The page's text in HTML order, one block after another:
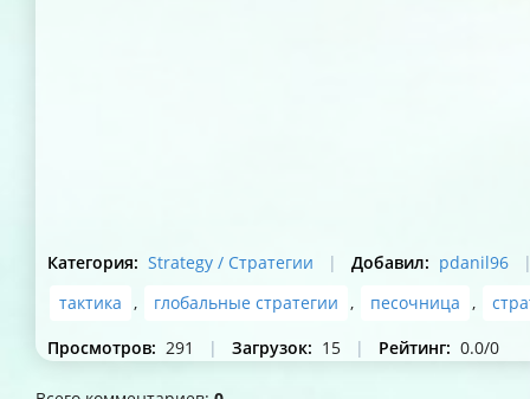
Категория: Strategy / Стратегии | Добавил: pdanil96
тактика , глобальные стратегии , песочница ,
Просмотров: 291 | Загрузок: 15 | Рейтинг: 0.0/0